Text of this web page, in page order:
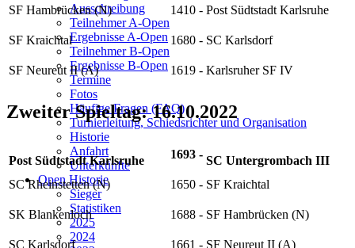
Ausschreibung
Teilnehmer A-Open
Ergebnisse A-Open
Teilnehmer B-Open
Ergebnisse B-Open
Termine
Fotos
Häufige Fragen (FAQ)
Turnierleitung, Schiedsrichter und Organisation
Historie
Anfahrt
Unterkünfte
Open Historie
Sieger
Statistiken
2025
2024
SF Hambrücken (N) 1410 - Post Südtstadt Karlsruhe
SF Kraichtal 1680 - SC Karlsdorf
SF Neureut II (A) 1619 - Karlsruher SF IV
Zweiter Spieltag: 16.10.2022
Post Südtstadt Karlsruhe 1693 - SC Untergrombach III
SC Rheinstetten (N)
1650 - SF Kraichtal
SK Blankenloch 1688 - SF Hambrücken (N)
SC Karlsdorf 1661 - SF Neureut II (A)